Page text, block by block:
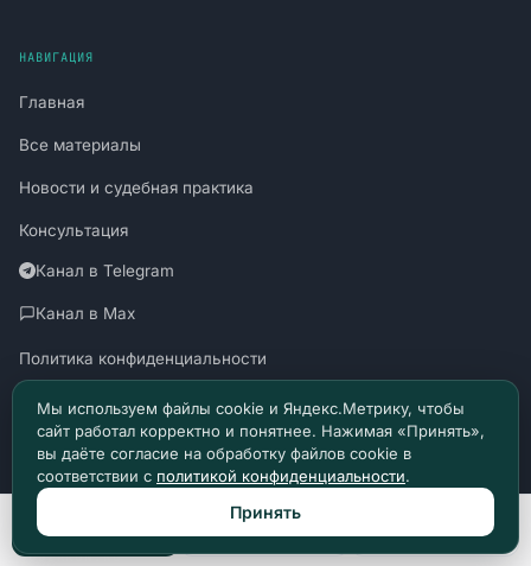
НАВИГАЦИЯ
Главная
Все материалы
Новости и судебная практика
Консультация
Канал в Telegram
Канал в Max
Политика конфиденциальности
Пользовательское соглашение
Материалы сайта носят информационный характер и не являются
юридической консультацией. © 2026 Право Доступно.
SUDZAKON.RU
Мы используем файлы cookie и Яндекс.Метрику, чтобы
сайт работал корректно и понятнее. Нажимая «Принять»,
вы даёте согласие на обработку файлов cookie в
соответствии с политикой конфиденциальности.
Принять